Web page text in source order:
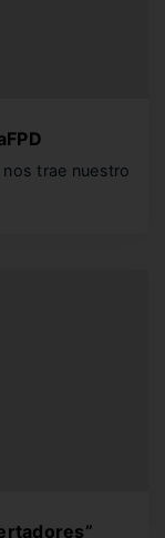
nos trae nuestro